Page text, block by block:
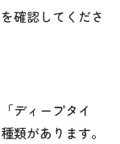
確認してくださ
ディープタイ
類があります。